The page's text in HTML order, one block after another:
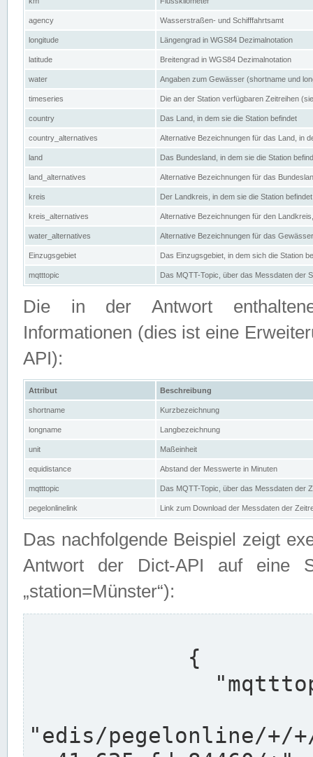
agency Wasserstraßen- und Schifffahrtsamt
longitude Längengrad in WGS84 Dezimalnotation
latitude Breitengrad in WGS84 Dezimalnotation
water Angaben zum Gewässer (shortname und
timeseries Die an der Station verfügbaren Zeitreihen
country Das Land, in dem sie die Station befindet
country_alternatives Alternative Bezeichnungen für das Land, in
land Das Bundesland, in dem sie die Station
land_alternatives Alternative Bezeichnungen für das
kreis Der Landkreis, in dem sie die Station befindet
kreis_alternatives Alternative Bezeichnungen für den
water_alternatives Alternative Bezeichnungen für das
Einzugsgebiet Das Einzugsgebiet, in dem sich die Station
mqtttopic Das MQTT-Topic, über das Messdaten der
Die in der Antwort
Informationen (dies ist eine
API):
Attribut Beschreibung
shortname Kurzbezeichnung
longname Langbezeichnung
unit Maßeinheit
equidistance Abstand der Messwerte in Minuten
mqtttopic Das MQTT-Topic, über das Messdaten der
pegelonlinelink Link zum Download der Messdaten der
Das nachfolgende Beispiel zeigt
Antwort der Dict-API auf eine
„station=Münster“):
"edis/pegelonline/+/